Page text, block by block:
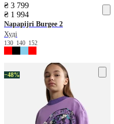
₴ 3 799
₴ 1 994
Napapijri Burgee 2
Худі
130 140 152
−48%